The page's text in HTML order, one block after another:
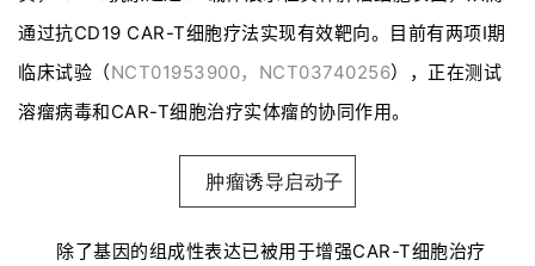
临
床
化
通过抗CD19 CAR-T细胞疗法实现有效靶向。目前有两项I期
临床试验（NCT01953900，NCT03740256），正在测试
溶瘤病毒和CAR-T细胞治疗实体瘤的协同作用。
肿瘤诱导启动子
除了基因的组成性表达已被用于增强CAR-T细胞治疗